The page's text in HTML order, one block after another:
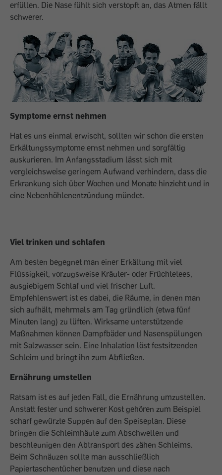
erfüllen. Die Nase fühlt sich verstopft an, das Atmen fällt
schwerer.
Symptome ernst nehmen
Hat es uns einmal erwischt, sollten wir schon die ersten
Erkältungssymptome ernst nehmen und sorgfältig
auskurieren. Im Anfangsstadium lässt sich mit
vergleichsweise geringem Aufwand verhindern, dass die
Erkrankung sich über Wochen und Monate hinzieht und in
eine Nebenhöhlenentzündung mündet.
Viel trinken und schlafen
Am besten begegnet man einer Erkältung mit viel
Flüssigkeit, vorzugsweise Kräuter- oder Früchtetees,
ausgiebigem Schlaf und viel frischer Luft.
Empfehlenswert ist es dabei, die Räume, in denen man
sich aufhält, mehrmals am Tag gründlich (etwa fünf
Minuten lang) zu lüften. Wirksame unterstützende
Maßnahmen können Dampfbäder und Nasenspülungen
mit Salzwasser sein. Eine Inhalation löst festsitzenden
Schleim und bringt ihn zum Abfließen.
Ernährung umstellen
Ratsam ist es auf jeden Fall, die Ernährung umzustellen.
Anstatt fester und schwerer Kost gehören zum Beispiel
scharf gewürzte Suppen auf den Speiseplan. Diese
bringen die Schleimhäute zum Abschwellen und
beschleunigen den Abtransport des zähen Schleims.
Beim Schnäuzen sollte man ausschließlich
Papiertaschentücher benutzen und diese nach